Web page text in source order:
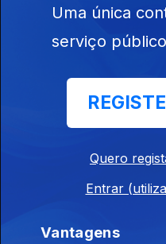
Silence 4 na Expo 98.
Protestos, greves e
20 anos depois:
Viana lembram os
Uma única
serviço
Quero
Entrar
Vantagens